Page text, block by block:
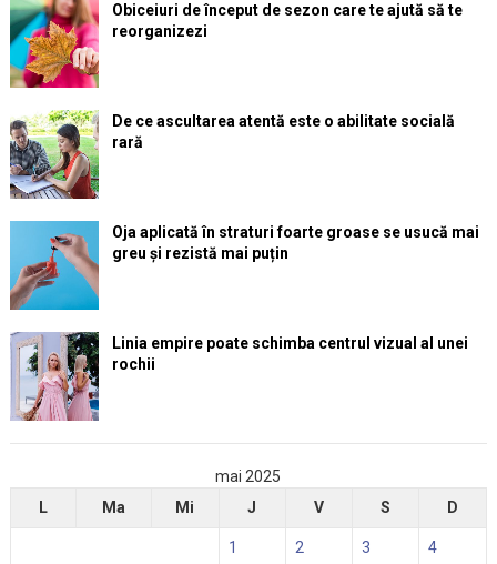
Obiceiuri de început de sezon care te ajută să te
reorganizezi
De ce ascultarea atentă este o abilitate socială
rară
Oja aplicată în straturi foarte groase se usucă mai
greu și rezistă mai puțin
Linia empire poate schimba centrul vizual al unei
rochii
mai 2025
L
Ma Mi J V S D
1 2 3 4